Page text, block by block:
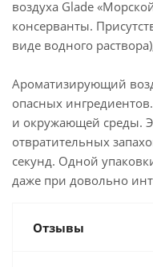
воздуха Glade
консерванты.
виде водного
Ароматизирующий
опасных
и окружающей среды.
отвратительных
секунд. Одной
даже при довольно
Отзывы